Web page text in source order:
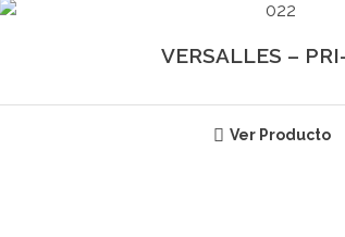
VERSALLES –
Ver Producto